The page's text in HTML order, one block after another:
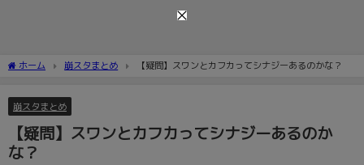
ホーム 崩スタまとめ 【疑問】スワンとカフカってシナジーあるのかな？
崩スタまとめ
【疑問】スワンとカフカってシナジーあるのか
な？